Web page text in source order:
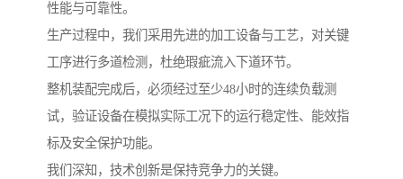
性能与可靠性。
生产过程中，我们采用先进的加工设备与工艺，对关键
工序进行多道检测，杜绝瑕疵流入下道环节。
整机装配完成后，必须经过至少48小时的连续负载测
试，验证设备在模拟实际工况下的运行稳定性、能效指
标及安全保护功能。
我们深知，技术创新是保持竞争力的关键。